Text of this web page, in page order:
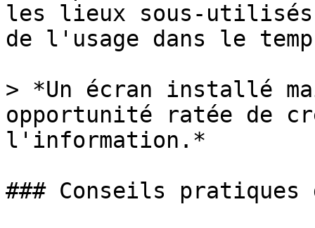
les lieux sous-
de l'usage dans le
> *Un écran installé
opportunité ratée de
l'information.*
### Conseils